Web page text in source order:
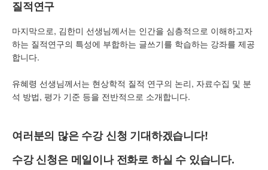
질적연구
마지막으로, 김한미 선생님께서는 인간을 심층적으로 이해하고자
하는 질적연구의 특성에 부합하는 글쓰기를 학습하는 강좌를 제공
합니다.
유혜령 선생님께서는 현상학적 질적 연구의 논리, 자료수집 및 분
석 방법, 평가 기준 등을 전반적으로 소개합니다.
여러분의 많은 수강 신청 기대하겠습니다!
수강 신청은 메일이나 전화로 하실 수 있습니다.